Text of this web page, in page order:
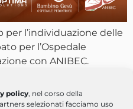
policy, nel corso della
selezionati facciamo uso
l’individuazione delle
per l’Ospedale
con ANIBEC.